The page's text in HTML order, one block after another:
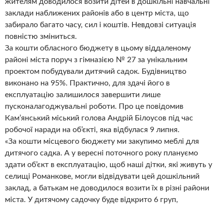
заклади наближених районів або в центр міста, що
забирало багато часу, сил і коштів. Невдовзі ситуація
повністю зміниться.
За кошти обласного бюджету в цьому віддаленому
районі міста поруч з гімназією № 27 за унікальним
проектом побудували дитячий садок. Будівництво
виконано на 95%. Практично, для здачі його в
експлуатацію залишилося завершити лише
пусконалагоджувальні роботи. Про це повідомив
Кам’янський міський голова Андрій Білоусов під час
робочої наради на об’єкті, яка відбулася 9 липня.
«За кошти місцевого бюджету ми закупимо меблі для
дитячого садка. А у вересні поточного року плануємо
здати об’єкт в експлуатацію, щоб наші дітки, які живуть у
селищі Романкове, могли відвідувати цей дошкільний
заклад, а батькам не доводилося возити їх в різні райони
міста. У дитячому садочку буде відкрито 6 груп,